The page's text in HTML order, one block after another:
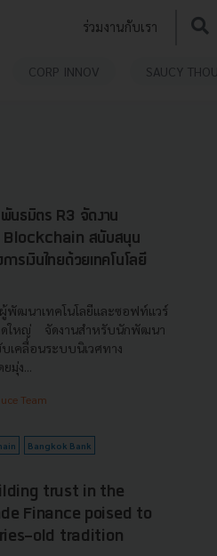
ร่วมงานกับเรา
CORP INNOV SAUCY
นธมิตร R3 จัดงาน
สนับสนุน
รเงินไทยด้วยเทคโนโลยี
ผู้พัฒนาเทคโนโลยีและซอฟท์แวร์
ดใหญ่ จัดงานสำหรับนักพัฒนา
เคลื่อนระบบนิเวศทาง
ง...
Team
Bangkok Bank
trust in the
Finance poised to
old tradition